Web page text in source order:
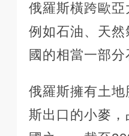
俄羅斯橫跨歐
例如石油、天
國的相當一部
俄羅斯擁有土
斯出口的小麥